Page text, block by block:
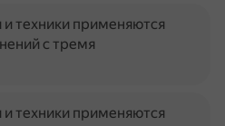
и техники применяются
с тремя
и техники применяются